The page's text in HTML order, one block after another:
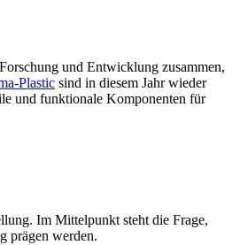
und Entwicklung zusammen,
Plastic sind in diesem Jahr wieder
und funktionale Komponenten für
Im Mittelpunkt steht die Frage,
prägen werden.